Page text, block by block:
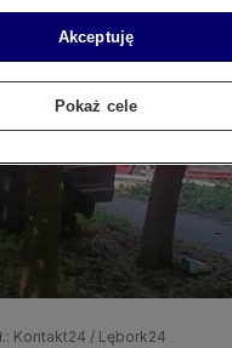
Kontakt24 / Lębork24
Akceptuję
Pokaż cele